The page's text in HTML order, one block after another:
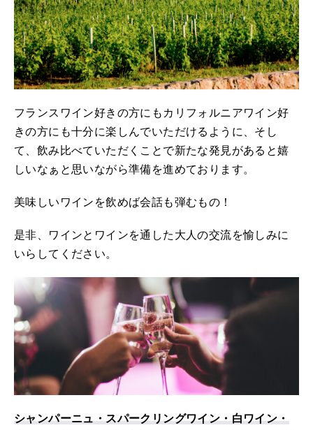
フランスワイン好きの方にもカリフォルニアワイン好
きの方にも十分に楽しんでいただけるように、そし
て、飲み比べていただくことで新たな発見があると嬉
しいなぁと思いながら準備を進めております。
美味しいワインを飲めば会話も弾むもの！
是非、ワインとワインを通した大人の交流を愉しみに
いらしてください。
シャンパーニュ・スパークリングワイン・白ワイン・